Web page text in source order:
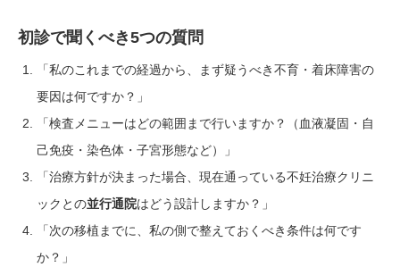
初診で聞くべき5つの質問
「私のこれまでの経過から、まず疑うべき不育・着床障害の
要因は何ですか？」
「検査メニューはどの範囲まで行いますか？（血液凝固・自
己免疫・染色体・子宮形態など）」
「治療方針が決まった場合、現在通っている不妊治療クリニ
ックとの並行通院はどう設計しますか？」
「次の移植までに、私の側で整えておくべき条件は何です
か？」